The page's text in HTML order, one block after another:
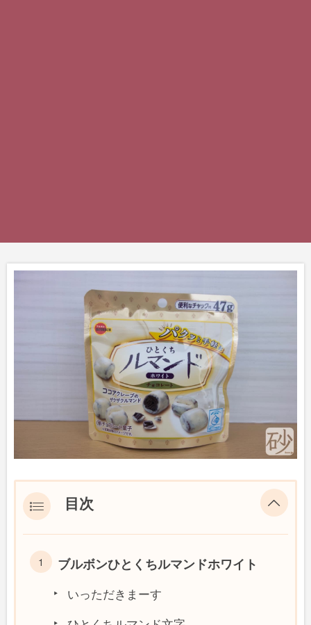
目次
ブルボンひとくちルマンドホワイト
いっただきまーす